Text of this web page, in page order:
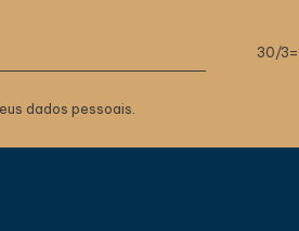
30/
dados pessoais.